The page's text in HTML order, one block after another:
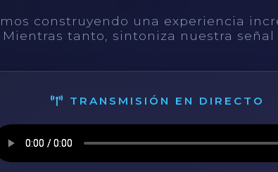
construyendo una experiencia
tanto, sintoniza nuestra señal
TRANSMISIÓN EN DIRECTO